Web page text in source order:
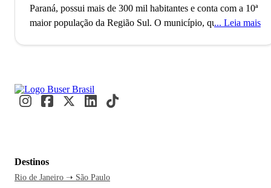
Paraná, possui mais de 300 mil habitantes e conta com a 10ª
maior população da Região Sul. O município, que também é
Cascavel é, inclusive, a 3ª melhor cidade do Paraná e a 23ª
do Brasil para se fazer negócios, segundo a Revista Exame.
Casa Dirceu Rosa, uma das construções mais inusitadas do
município, além do Calçadão da Avenida Brasil, repleta de
Leia mais
Destinos
Rio de Janeiro ➝ São Paulo